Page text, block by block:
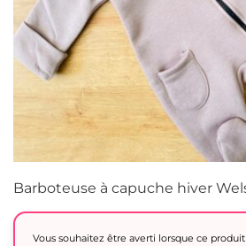
Barboteuse à capuche hiver
Vous souhaitez être averti lorsque ce